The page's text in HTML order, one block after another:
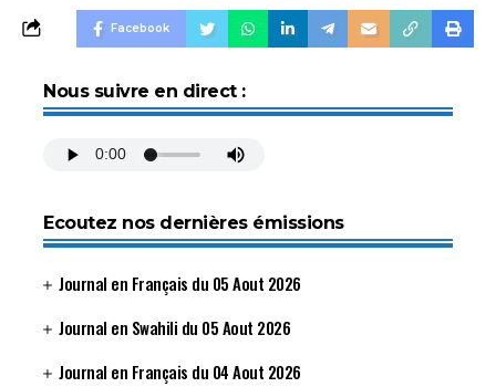
Facebook
Nous suivre en direct :
Ecoutez nos dernières émissions
Journal en Français du 05 Aout 2026
Journal en Swahili du 05 Aout 2026
Journal en Français du 04 Aout 2026